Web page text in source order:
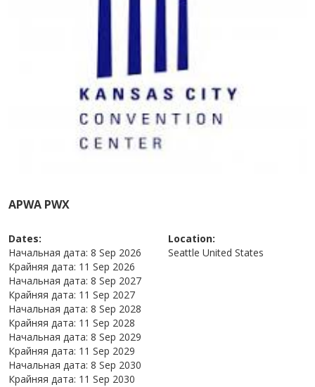
APWA PWX
Dates:
Начальная дата: 8 Sep 2026
Крайняя дата: 11 Sep 2026
Начальная дата: 8 Sep 2027
Крайняя дата: 11 Sep 2027
Начальная дата: 8 Sep 2028
Крайняя дата: 11 Sep 2028
Начальная дата: 8 Sep 2029
Крайняя дата: 11 Sep 2029
Начальная дата: 8 Sep 2030
Крайняя дата: 11 Sep 2030
Location:
Seattle United States